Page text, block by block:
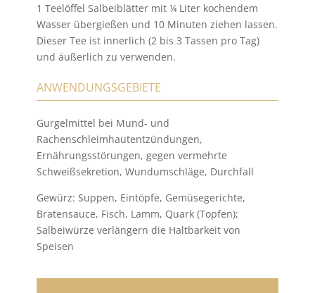
1 Teelöffel Salbeiblätter mit ¼ Liter kochendem
Wasser übergießen und 10 Minuten ziehen lassen.
Dieser Tee ist innerlich (2 bis 3 Tassen pro Tag)
und äußerlich zu verwenden.
ANWENDUNGSGEBIETE
Gurgelmittel bei Mund- und
Rachenschleimhautentzündungen,
Ernährungsstörungen, gegen vermehrte
Schweißsekretion, Wundumschläge, Durchfall
Gewürz: Suppen, Eintöpfe, Gemüsegerichte,
Bratensauce, Fisch, Lamm, Quark (Topfen);
Salbeiwürze verlängern die Haltbarkeit von
Speisen